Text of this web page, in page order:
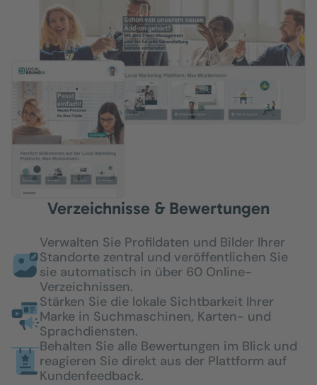
Verzeichnisse & Bewertungen
Verwalten Sie Profildaten und Bilder Ihrer
Standorte zentral und veröffentlichen Sie
sie automatisch in über 60 Online-
Verzeichnissen.
Stärken Sie die lokale Sichtbarkeit Ihrer
Marke in Suchmaschinen, Karten- und
Sprachdiensten.
Behalten Sie alle Bewertungen im Blick und
reagieren Sie direkt aus der Plattform auf
Kundenfeedback.